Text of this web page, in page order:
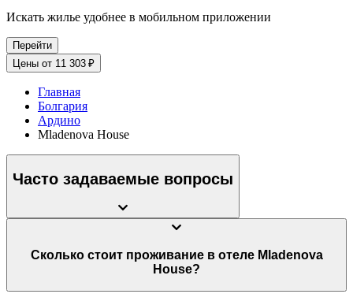
Искать жилье удобнее в мобильном приложении
Перейти
Цены от 11 303 ₽
Главная
Болгария
Ардино
Mladenova House
Часто задаваемые вопросы
Сколько стоит проживание в отеле Mladenova
House?